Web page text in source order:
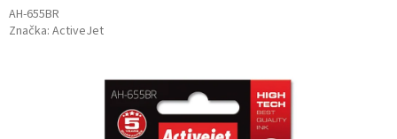
AH-655BR
Značka: ActiveJet